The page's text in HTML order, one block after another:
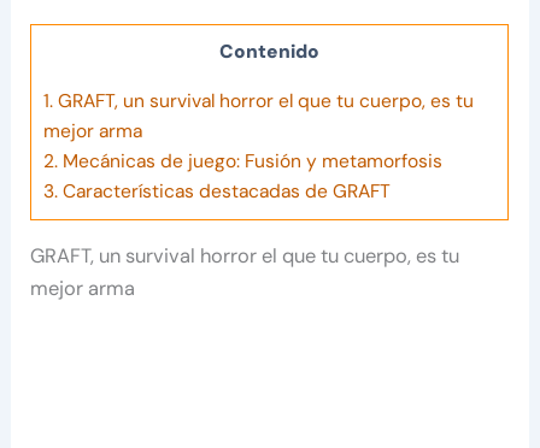
Contenido
1. GRAFT, un survival horror el que tu cuerpo, es tu
mejor arma
2. Mecánicas de juego: Fusión y metamorfosis
3. Características destacadas de GRAFT
GRAFT, un survival horror el que tu cuerpo, es tu
mejor arma